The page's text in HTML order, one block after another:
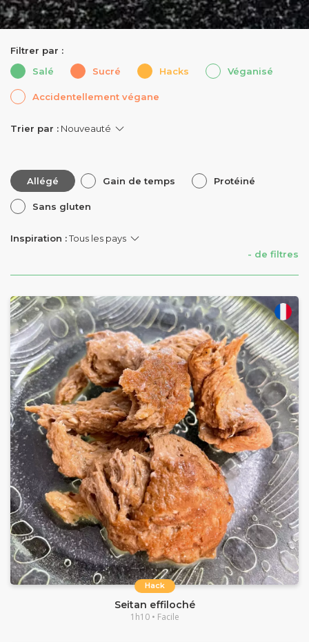
Filtrer par :
Salé
Sucré Hacks Véganisé
Accidentellement végane
Trier par :
Allégé Gain de temps Protéiné
Sans gluten
Inspiration :
- de filtres
Hack
Seitan effiloché
1h10 • Facile